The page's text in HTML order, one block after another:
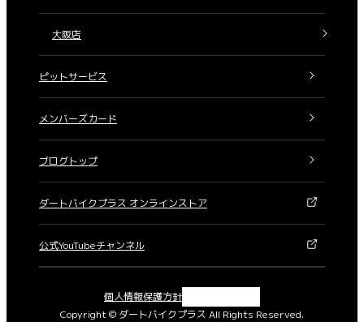
大阪店
ピットサービス
メンバーズカード
ブログトップ
ダートバイクプラス オンラインストア
公式YouTubeチャンネル
Copyright © ダートバイクプラス All Rights Reserved.
個人情報保護方針X